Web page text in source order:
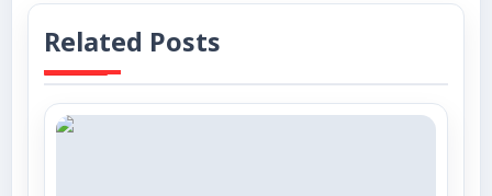
Related Posts